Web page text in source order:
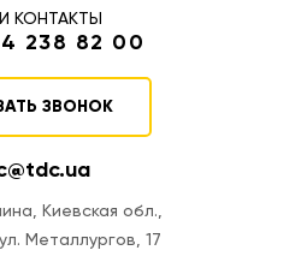
КОНТАКТЫ
238 82 00
ЗВОНОК
Киевская обл.,
Металлургов, 17